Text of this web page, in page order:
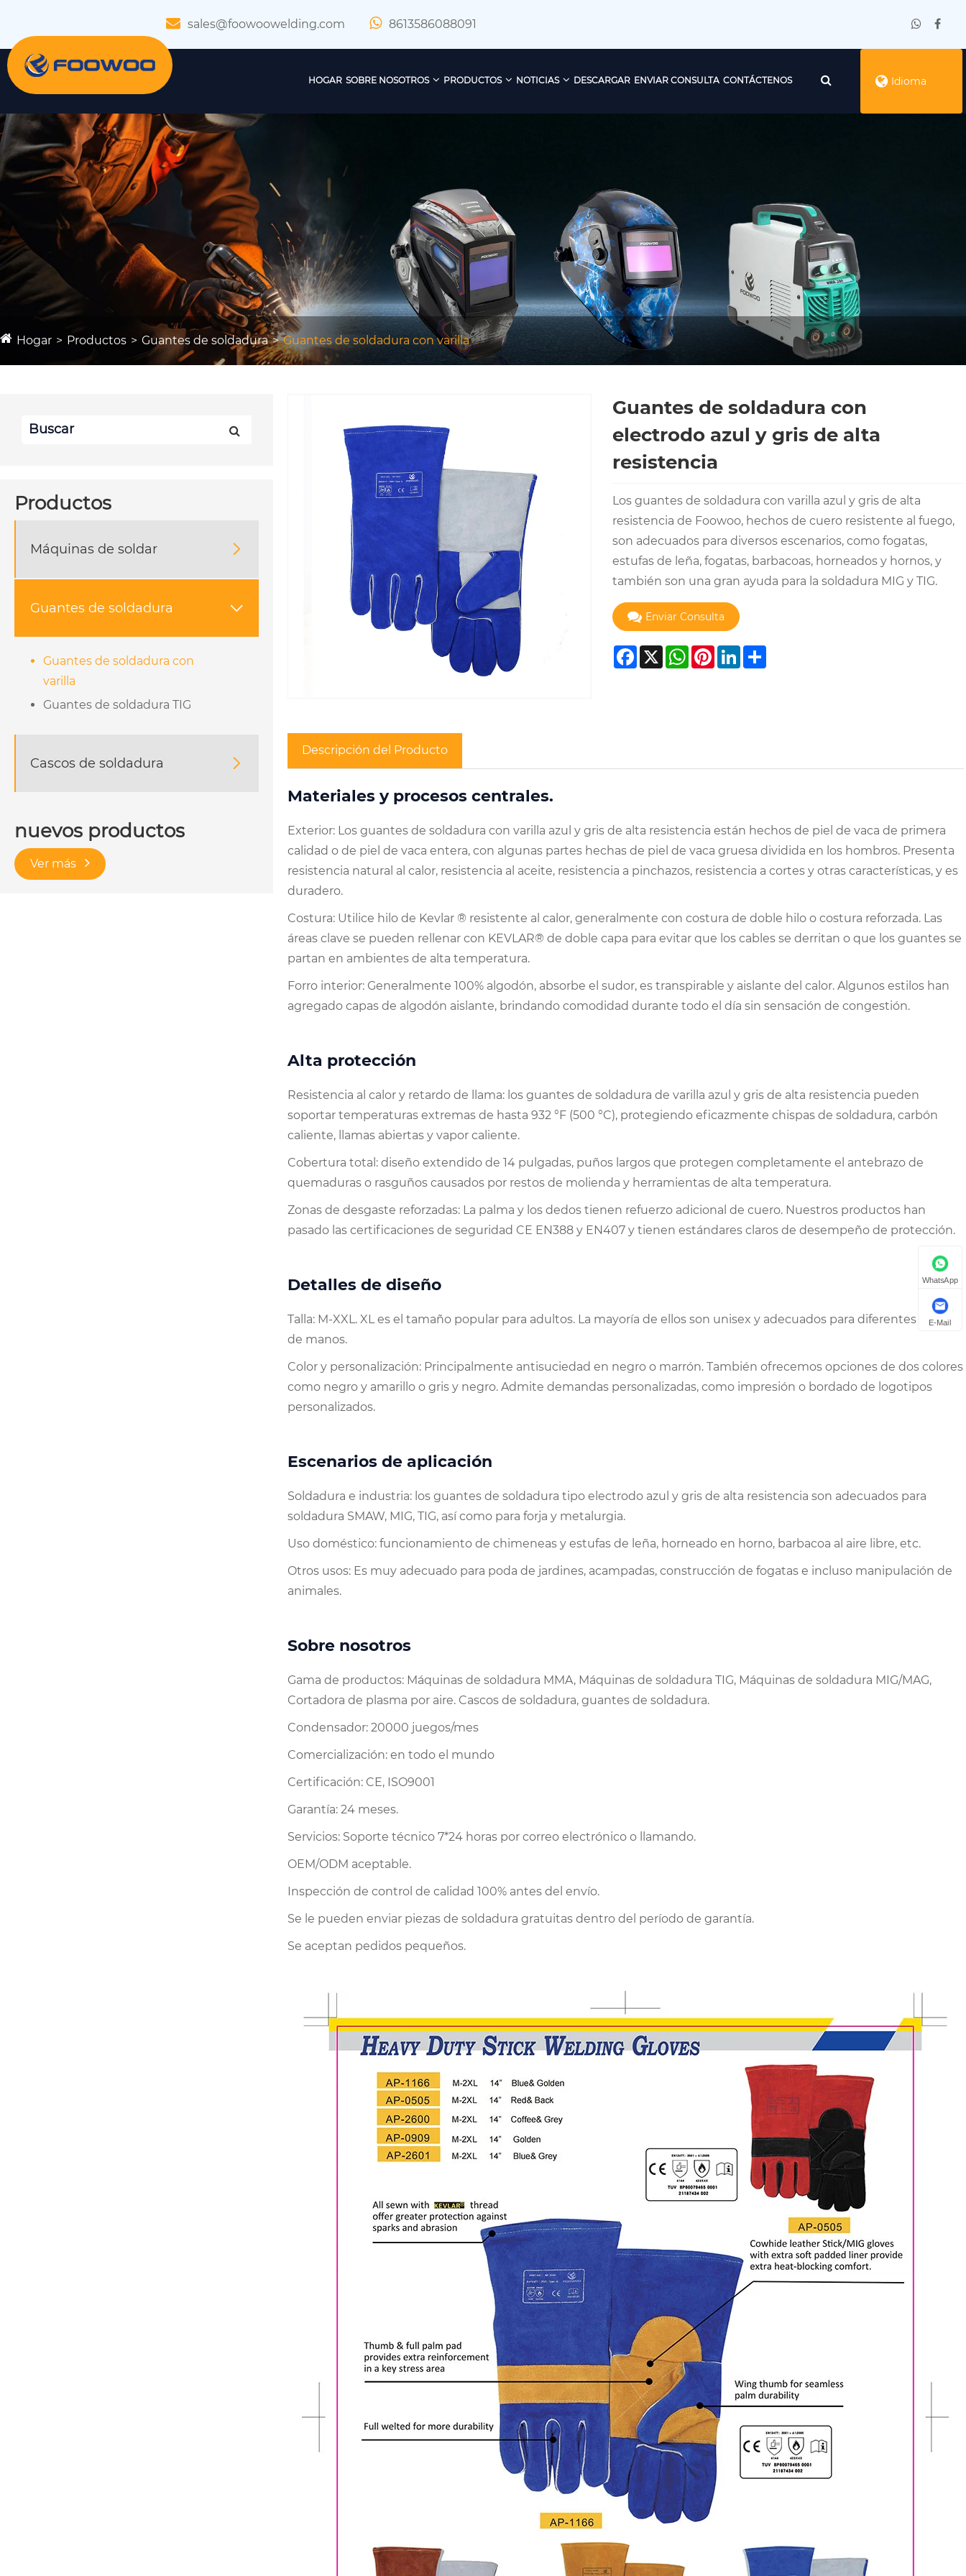
sales@foowoowelding.com 8613586088091
HOGAR SOBRE NOSOTROS PRODUCTOS NOTICIAS DESCARGAR ENVIAR CONSULTA CONTÁCTENOS Idioma
Hogar Productos Guantes de soldadura Guantes de soldadura con varilla
Productos
Máquinas de soldar 
Guantes de soldadura 
Guantes de soldadura con
varilla
Guantes de soldadura TIG
Cascos de soldadura 
nuevos productos
Ver más
Guantes de soldadura con
electrodo azul y gris de alta
resistencia
Los guantes de soldadura con varilla azul y gris de alta
resistencia de Foowoo, hechos de cuero resistente al fuego,
son adecuados para diversos escenarios, como fogatas,
estufas de leña, fogatas, barbacoas, horneados y hornos, y
también son una gran ayuda para la soldadura MIG y TIG.
Enviar Consulta
Facebook
X WhatsApp
Pinterest
LinkedIn
Share
Descripción del Producto
Materiales y procesos centrales.
Exterior: Los guantes de soldadura con varilla azul y gris de alta resistencia están hechos de piel de vaca de primera
calidad o de piel de vaca entera, con algunas partes hechas de piel de vaca gruesa dividida en los hombros. Presenta
resistencia natural al calor, resistencia al aceite, resistencia a pinchazos, resistencia a cortes y otras características, y es
duradero.
Costura: Utilice hilo de Kevlar ® resistente al calor, generalmente con costura de doble hilo o costura reforzada. Las
áreas clave se pueden rellenar con KEVLAR® de doble capa para evitar que los cables se derritan o que los guantes se
partan en ambientes de alta temperatura.
Forro interior: Generalmente 100% algodón, absorbe el sudor, es transpirable y aislante del calor. Algunos estilos han
agregado capas de algodón aislante, brindando comodidad durante todo el día sin sensación de congestión.
Alta protección
Resistencia al calor y retardo de llama: los guantes de soldadura de varilla azul y gris de alta resistencia pueden
soportar temperaturas extremas de hasta 932 °F (500 °C), protegiendo eficazmente chispas de soldadura, carbón
caliente, llamas abiertas y vapor caliente.
Cobertura total: diseño extendido de 14 pulgadas, puños largos que protegen completamente el antebrazo de
quemaduras o rasguños causados ​​por restos de molienda y herramientas de alta temperatura.
Zonas de desgaste reforzadas: La palma y los dedos tienen refuerzo adicional de cuero. Nuestros productos han
pasado las certificaciones de seguridad CE EN388 y EN407 y tienen estándares claros de desempeño de protección.
Detalles de diseño
Talla: M-XXL. XL es el tamaño popular para adultos. La mayoría de ellos son unisex y adecuados para diferentes formas
de manos.
Color y personalización: Principalmente antisuciedad en negro o marrón. También ofrecemos opciones de dos colores
como negro y amarillo o gris y negro. Admite demandas personalizadas, como impresión o bordado de logotipos
personalizados.
Escenarios de aplicación
Soldadura e industria: los guantes de soldadura tipo electrodo azul y gris de alta resistencia son adecuados para
soldadura SMAW, MIG, TIG, así como para forja y metalurgia.
Uso doméstico: funcionamiento de chimeneas y estufas de leña, horneado en horno, barbacoa al aire libre, etc.
Otros usos: Es muy adecuado para poda de jardines, acampadas, construcción de fogatas e incluso manipulación de
animales.
Sobre nosotros
Gama de productos: Máquinas de soldadura MMA, Máquinas de soldadura TIG, Máquinas de soldadura MIG/MAG,
Cortadora de plasma por aire. Cascos de soldadura, guantes de soldadura.
Condensador: 20000 juegos/mes
Comercialización: en todo el mundo
Certificación: CE, ISO9001
Garantía: 24 meses.
Servicios: Soporte técnico 7*24 horas por correo electrónico o llamando.
OEM/ODM aceptable.
Inspección de control de calidad 100% antes del envío.
Se le pueden enviar piezas de soldadura gratuitas dentro del período de garantía.
Se aceptan pedidos pequeños.
WhatsApp
E-Mail